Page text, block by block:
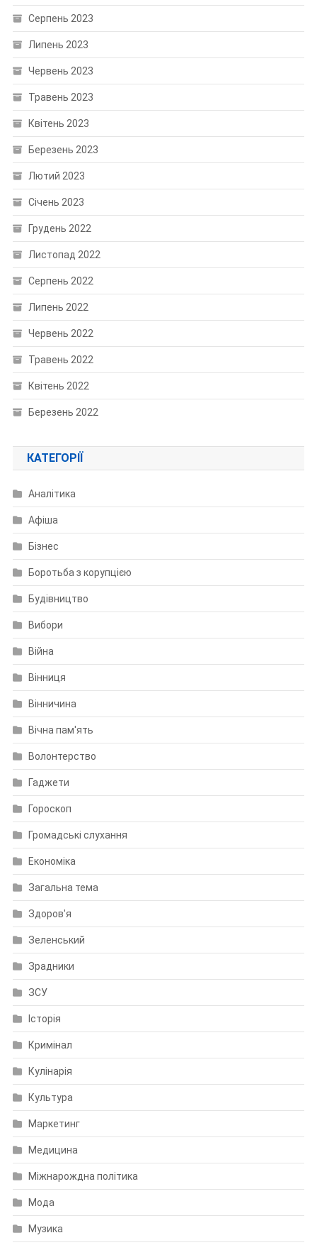
Серпень 2023
Липень 2023
Червень 2023
Травень 2023
Квітень 2023
Березень 2023
Лютий 2023
Січень 2023
Грудень 2022
Листопад 2022
Серпень 2022
Липень 2022
Червень 2022
Травень 2022
Квітень 2022
Березень 2022
КАТЕГОРІЇ
Аналітика
Афіша
Бізнес
Боротьба з корупцією
Будівництво
Вибори
Війна
Вінниця
Вінничина
Вічна пам'ять
Волонтерство
Гаджети
Гороскоп
Громадські слухання
Економіка
Загальна тема
Здоров'я
Зеленський
Зрадники
ЗСУ
Історія
Кримінал
Кулінарія
Культура
Маркетинг
Медицина
Міжнарождна політика
Мода
Музика